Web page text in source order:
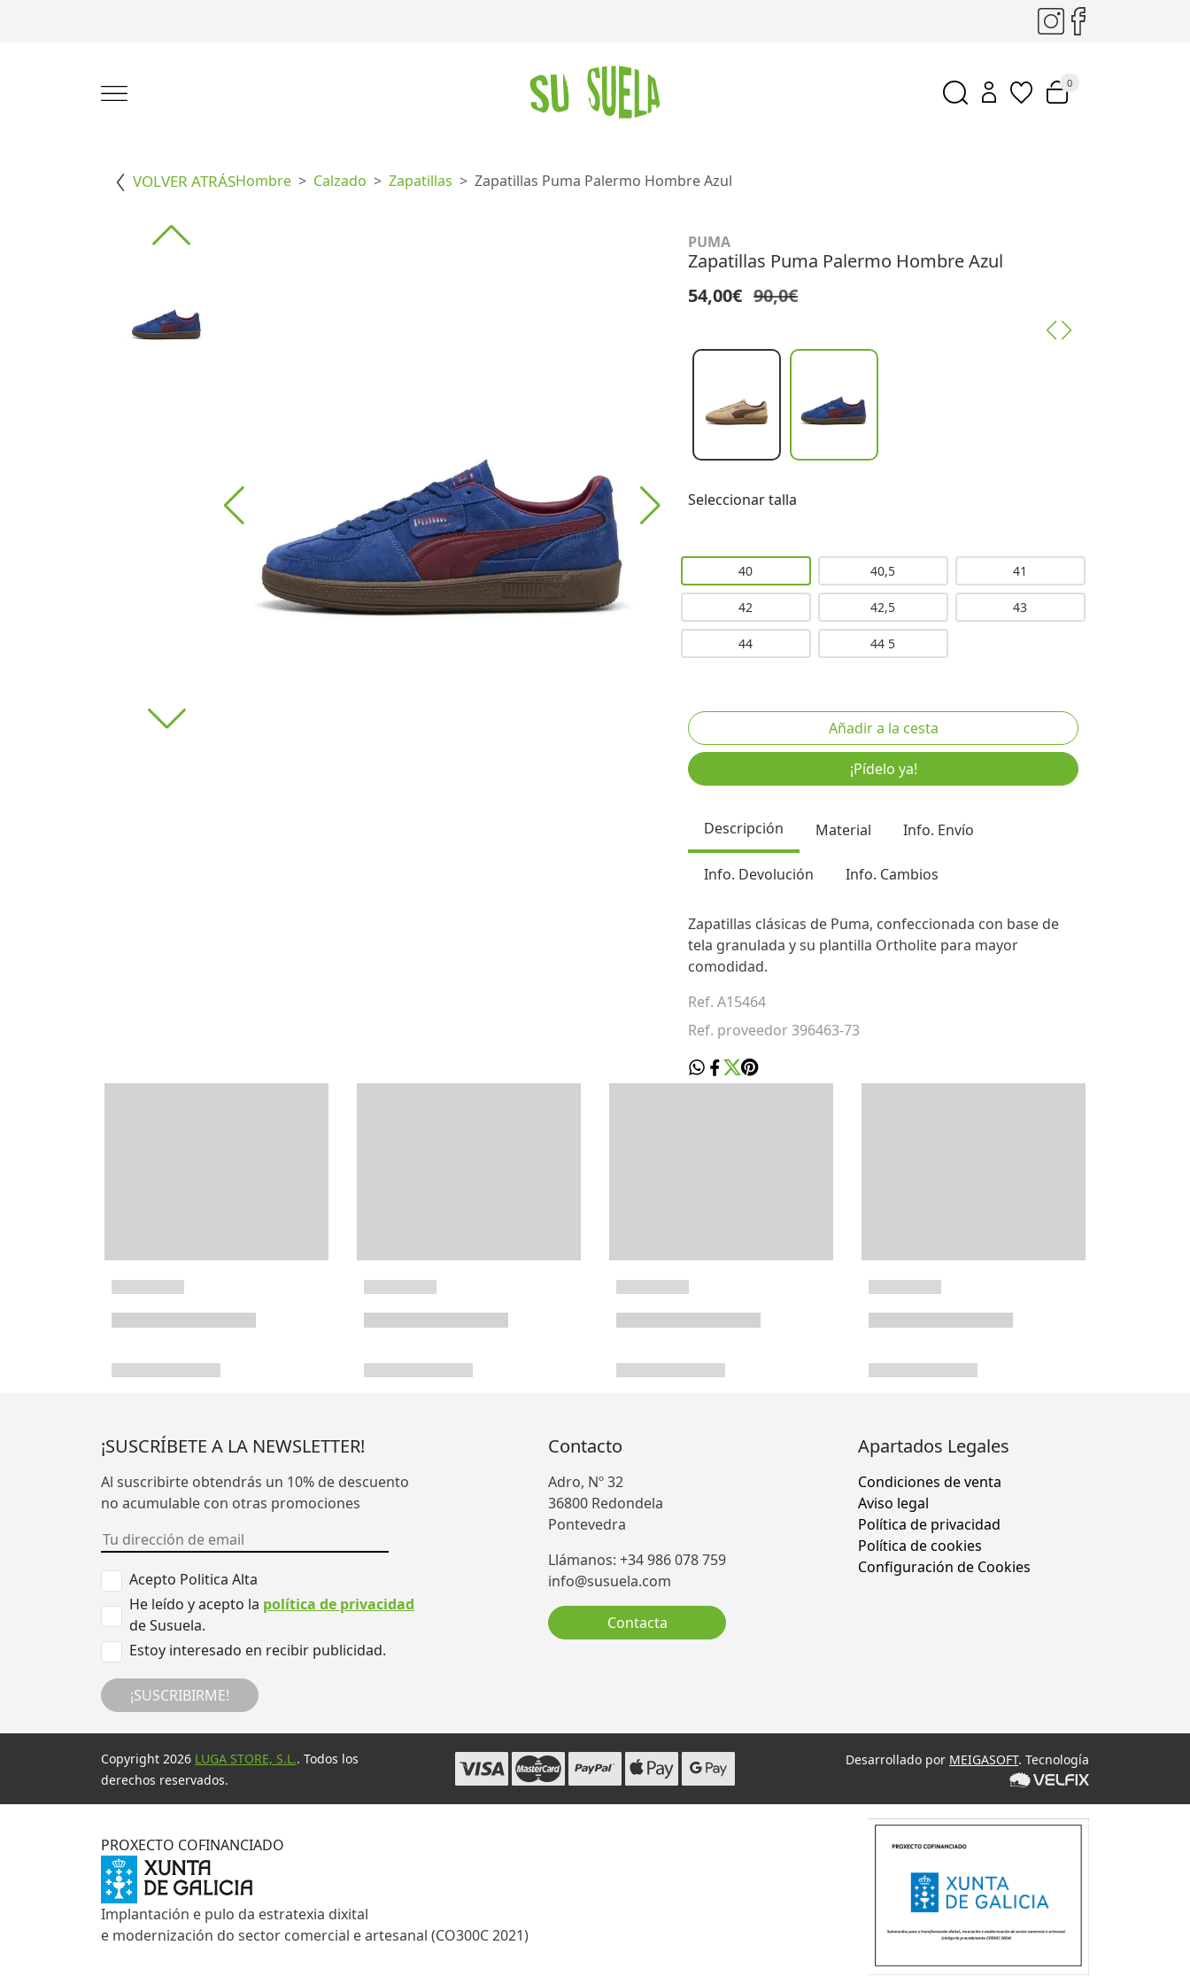
0
VOLVER ATRÁSHombre Calzado Zapatillas Zapatillas Puma Palermo Hombre Azul
PUMA
Zapatillas Puma Palermo Hombre Azul
54,00€ 90,0€
Seleccionar talla
40 40,5 41
42 42,5 43
44 44 5
¡Pídelo ya!
Descripción Material Info. Envío
Info. Devolución Info. Cambios
Zapatillas clásicas de Puma, confeccionada con base de
tela granulada y su plantilla Ortholite para mayor
comodidad.
Ref. A15464
Ref. proveedor 396463-73
¡SUSCRÍBETE A LA NEWSLETTER!
Al suscribirte obtendrás un 10% de descuento
no acumulable con otras promociones
Acepto Politica Alta
He leído y acepto la política de privacidad
de Susuela.
Estoy interesado en recibir publicidad.
¡SUSCRIBIRME!
Contacto
Adro, Nº 32
36800 Redondela
Pontevedra
Llámanos: +34 986 078 759
info@susuela.com
Contacta
Apartados Legales
Condiciones de venta
Aviso legal
Política de privacidad
Política de cookies
Configuración de Cookies
Copyright 2026 LUGA STORE, S.L.. Todos los
derechos reservados.
Desarrollado por MEIGASOFT. Tecnología
PROXECTO COFINANCIADO
Implantación e pulo da estratexia dixital
e modernización do sector comercial e artesanal (CO300C 2021)